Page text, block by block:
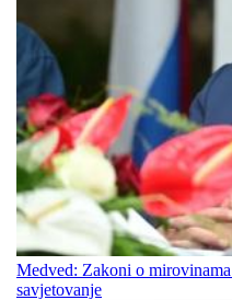
Medved: Zakoni o
savjetovanje